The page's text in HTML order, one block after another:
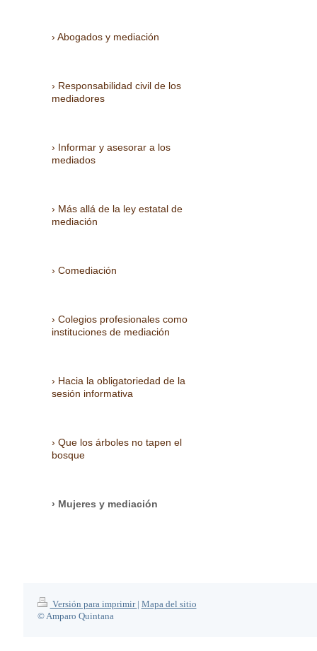
Abogados y mediación
Responsabilidad civil de los
mediadores
Informar y asesorar a los
mediados
Más allá de la ley estatal de
mediación
Comediación
Colegios profesionales como
instituciones de mediación
Hacia la obligatoriedad de la
sesión informativa
Que los árboles no tapen el
bosque
Mujeres y mediación
Versión para imprimir Mapa del sitio
© Amparo Quintana